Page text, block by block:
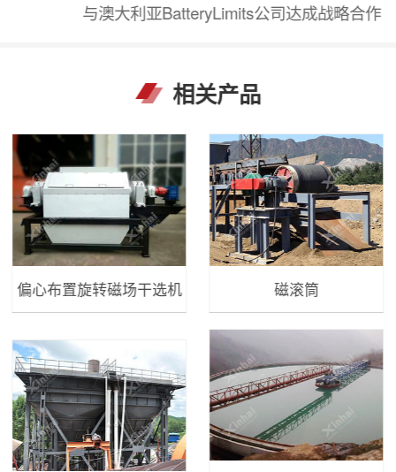
与澳大利亚BatteryLimits公司达成战略合作
相关产品
偏心布置旋转磁场干选机 磁滚筒